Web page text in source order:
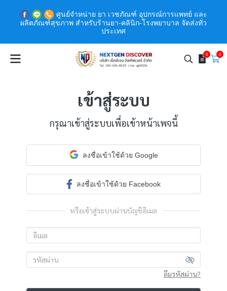
ศูนย์จำหน่าย ยา เวชภัณฑ์ อุปกรณ์การแพทย์ และ
ผลิตภัณฑ์สุขภาพ สำหรับร้านยา-คลินิก-โรงพยาบาล จัดส่งทั่ว
ประเทศ
0 0
เข้าสู่ระบบ
กรุณาเข้าสู่ระบบเพื่อเข้าหน้าเพจนี้
ลงชื่อเข้าใช้ด้วย Google
ลงชื่อเข้าใช้ด้วย Facebook
หรือเข้าสู่ระบบผ่านบัญชีอีเมล
ลืมรหัสผ่าน?